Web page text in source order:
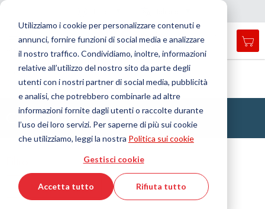
Utilizziamo i cookie per personalizzare contenuti e
annunci, fornire funzioni di social media e analizzare
il nostro traffico. Condividiamo, inoltre, informazioni
relative all’utilizzo del nostro sito da parte degli
utenti con i nostri partner di social media, pubblicità
e analisi, che potrebbero combinarle ad altre
informazioni fornite dagli utenti o raccolte durante
l’uso dei loro servizi. Per saperne di più sui cookie
che utilizziamo, leggi la nostra Politica sui cookie
Gestisci cookie
Accetta tutto Rifiuta tutto
Menu
search
Cerca
Home Tecnologia delle trasmissioni
Cinghie dentate
Cinghie dentate in poliuretano
a metratura BRECO®
Cinghie dentate BRECO®
Mostra filtri